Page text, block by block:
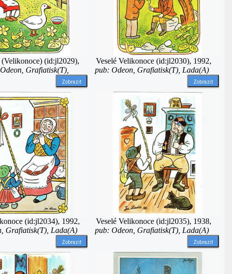
(Velikonoce) (id:jl2029),
Grafiatisk(T),
Zobrazit
Veselé Velikonoce (id:jl2030), 1992,
pub: Odeon, Grafiatisk(T), Lada(A)
Zobrazit
(id:jl2034), 1992,
Grafiatisk(T), Lada(A)
Zobrazit
Veselé Velikonoce (id:jl2035), 1938,
pub: Odeon, Grafiatisk(T), Lada(A)
Zobrazit